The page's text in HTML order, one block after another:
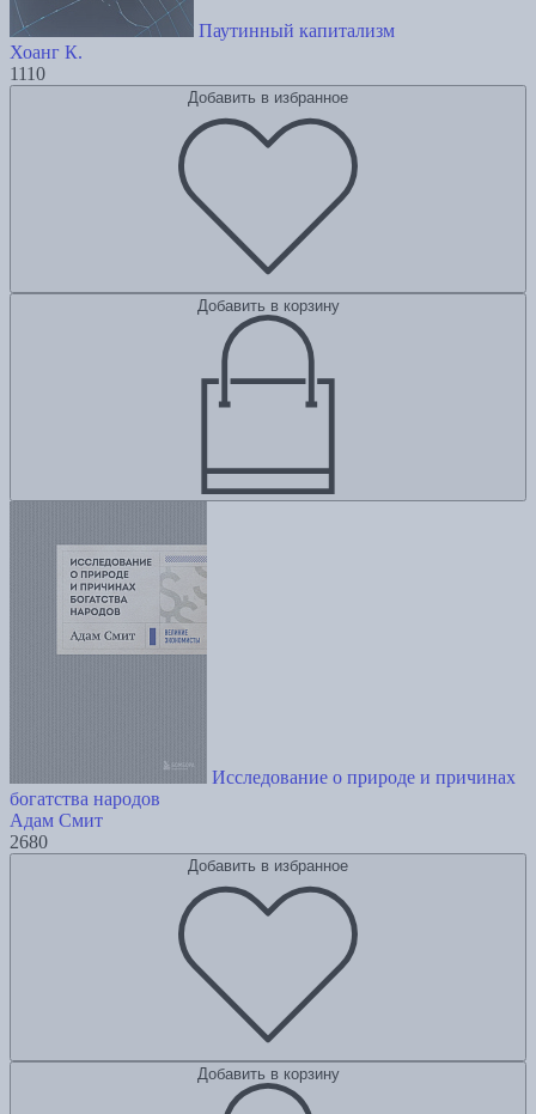
Паутинный капитализм
Хоанг К.
1110
Добавить в избранное
Добавить в корзину
Исследование о природе и причинах
богатства народов
Адам Смит
2680
Добавить в избранное
Добавить в корзину